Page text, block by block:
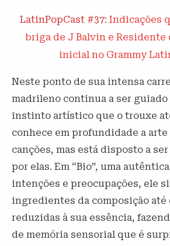
LatinPopCast #37: Indicações
briga de J Balvin e Residente
inicial no Grammy
Neste ponto de sua intensa
madrileno continua a ser guiado
instinto artístico que o trouxe
conhece em profundidade a
canções, mas está disposto a
por elas. Em “Bio”, uma
intenções e preocupações, ele
ingredientes da composição até
reduzidas à sua essência,
de memória sensorial que é